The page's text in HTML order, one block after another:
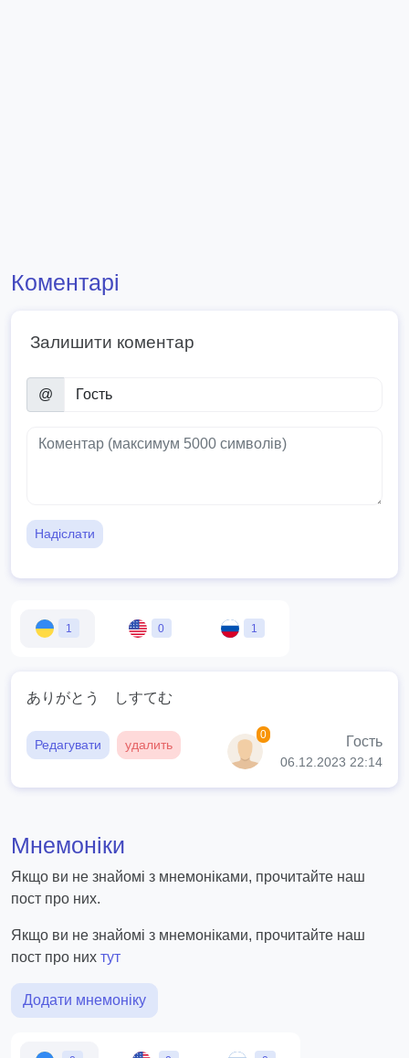
Коментарі
Залишити коментар
@
Надіслати
1 0 1
ありがとう しすてむ
Редагувати удалить
0 Гость
06.12.2023 22:14
Мнемоніки
Якщо ви не знайомі з мнемоніками, прочитайте наш
пост про них.
Якщо ви не знайомі з мнемоніками, прочитайте наш
пост про них тут
Додати мнемоніку